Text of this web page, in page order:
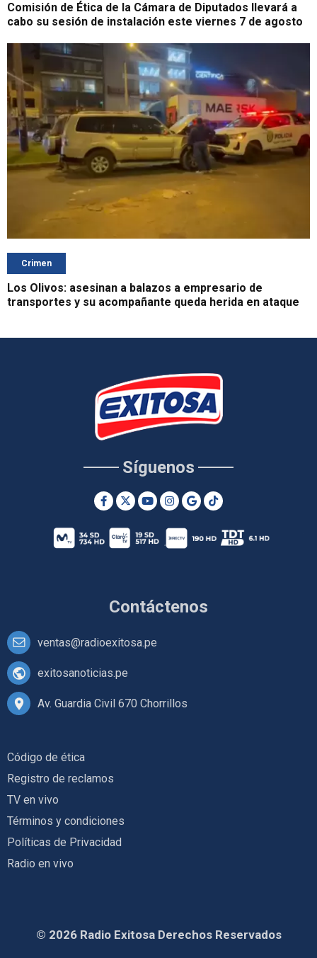
Comisión de Ética de la Cámara de Diputados llevará a
cabo su sesión de instalación este viernes 7 de agosto
Crimen
Los Olivos: asesinan a balazos a empresario de
transportes y su acompañante queda herida en ataque
Contáctenos
ventas@radioexitosa.pe
exitosanoticias.pe
Av. Guardia Civil 670 Chorrillos
Síguenos
Código de ética
Registro de reclamos
TV en vivo
Términos y condiciones
Políticas de Privacidad
Radio en vivo
© 2026 Radio Exitosa Derechos Reservados